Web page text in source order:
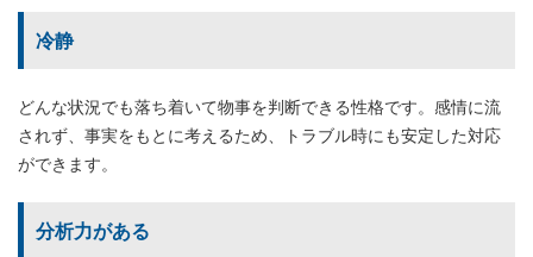
冷静
どんな状況でも落ち着いて物事を判断できる性格です。感情に流
されず、事実をもとに考えるため、トラブル時にも安定した対応
ができます。
分析力がある